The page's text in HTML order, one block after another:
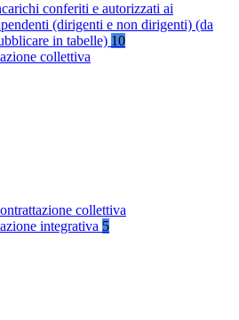
conferiti e autorizzati ai
(dirigenti e non dirigenti) (da
in tabelle) 10
collettiva
collettiva
integrativa 5